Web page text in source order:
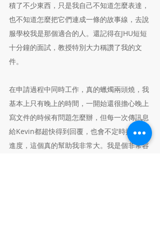
積了不少東西，只是我自己不知道怎麼表達，
也不知道怎麼把它們連成一條的故事線，去說
服學校我是那個適合的人。還記得在JHU短短
十分鐘的面試，教授特別大力稱讚了我的文
件。
在申請過程中同時工作，真的蠟燭兩頭燒，我
基本上只有晚上的時間，一開始還很擔心晚上
寫文件的時候有問題怎麼辦，但每一次傳訊息
給Kevin都超快得到回覆，也會不定時提醒我
進度，這個真的幫助我非常大。我是個非常容